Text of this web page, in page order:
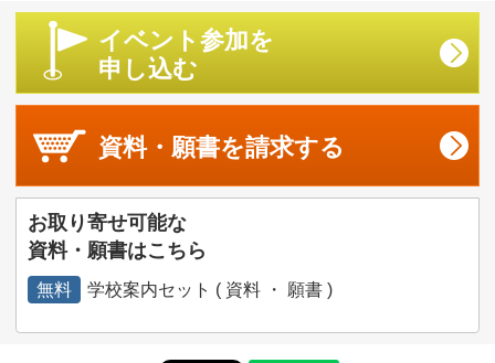
イベント参加を
申し込む
資料・願書を請求する
お取り寄せ可能な
資料・願書はこちら
無料 学校案内セット ( 資料 ・ 願書 )